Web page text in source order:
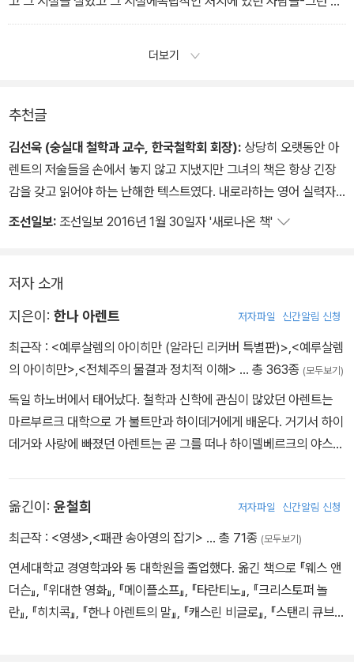
람들이 있는데, 그들은 사실적 진리 factual truth의 수호자가 될 필
더보기
추천글
김선욱 (숭실대 철학과 교수, 한국철학회 회장): 상당히 오랫동안 아
렌트의 저술들을 손에서 놓지 않고 지냈지만 그녀의 책은 항상 긴장
감을 갖고 읽어야 하는 난해한 텍스트였다. 내로라하는 영어 실력자
들도 종종 오역을 만들어내는 그녀의 길고 정교한 문장들은 그녀의
화를 나누듯 그녀의 사상 속에 담긴 숨결을 어느 정도 느낄 수 있게 해
또 새로운 면을 드러내고 있어서, 아렌트를 보다 생생하게 그리고 친
밀하게 만날 수 있는 계기를 갖게 해준다.
조선일보: 조선일보 2016년 1월 30일자 '새로나온 책'
저자 소개
지은이: 한나 아렌트 저자파일 신간알림 신청
최근작 : <예루살렘의 아이히만 (알라딘 리커버 특별판)> <예루살렘
의 아이히만> <전체주의 물결과 정치적 이해> … 총 363종 (모두보기)
독일 하노버에서 태어났다. 철학과 신학에 관심이 많았던 아렌트는
마르부르크 대학으로 가 불트만과 하이데거에게 배운다. 거기서 하이
데거와 사랑에 빠졌던 아렌트는 곧 그를 떠나 하이델베르크의 야스퍼
점차 심해지던 독일에서 시온주의자들을 위해 활동하다 체포되어 심
문을 받은 뒤, 1933년에 프랑스로 망명하고 또 거기서 수용소에 갇혔
『전체주의의 기원』(1951)의 발간과 더불어 아렌트는 본격적인 정치
사상가의 길을 걷는다. 이후 『라헬 파른하겐』(1957), 『인간의 조건』
(1958), 『과거와 미래 사이』(1961), 『예루살렘의 아이히만』(196
옮긴이: 윤철희 저자파일 신간알림 신청
최근작 : <영생> <패관 송아영의 잡기> … 총 71종 (모두보기)
연세대학교 경영학과와 동 대학원을 졸업했다. 옮긴 책으로 『웨스 앤
더슨』, 『위대한 영화』, 『메이플소프』, 『타란티노』, 『크리스토퍼 놀
란』, 『히치콕』, 『한나 아렌트의 말』, 『캐스린 비글로』, 『스탠리 큐브